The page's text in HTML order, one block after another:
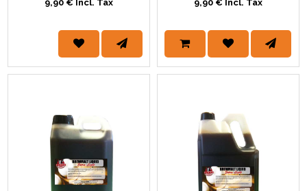
9,90 € Incl. Tax
9,90 € Incl. Tax